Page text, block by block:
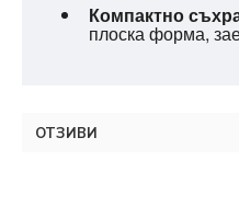
Компактно
плоска форма,
ОТЗИВИ